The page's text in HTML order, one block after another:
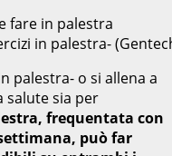
in palestra-
palestra- o si allena a
salute sia per
frequentata con
può far